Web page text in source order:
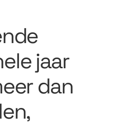
jaar
dan